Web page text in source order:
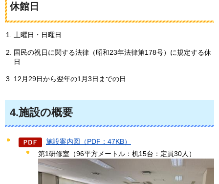
休館日
土曜日・日曜日
国民の祝日に関する法律（昭和23年法律第178号）に規定する休
日
12月29日から翌年の1月3日までの日
4.施設の概要
施設案内図（PDF：47KB）
第1研修室（96平方メートル：机15台：定員30人）